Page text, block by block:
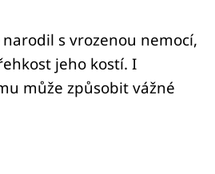
s vrozenou nemocí,
jeho kostí. I
může způsobit vážné